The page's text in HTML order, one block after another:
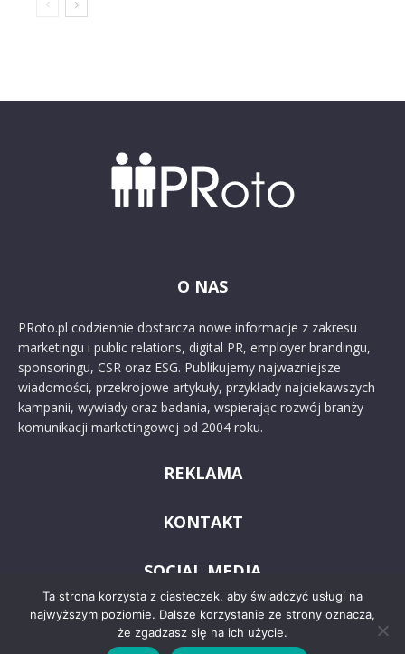
O NAS
PRoto.pl codziennie dostarcza nowe informacje z zakresu
marketingu i public relations, digital PR, employer brandingu,
sponsoringu, CSR oraz ESG. Publikujemy najważniejsze
wiadomości, przekrojowe artykuły, przykłady najciekawszych
kampanii, wywiady oraz badania, wspierając rozwój branży
komunikacji marketingowej od 2004 roku.
REKLAMA
KONTAKT
SOCIAL MEDIA
Ta strona korzysta z ciasteczek, aby świadczyć usługi na
najwyższym poziomie. Dalsze korzystanie ze strony oznacza,
że zgadzasz się na ich użycie.